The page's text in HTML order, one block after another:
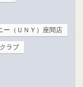
ー（ＵＮＹ）座間店
ラブ